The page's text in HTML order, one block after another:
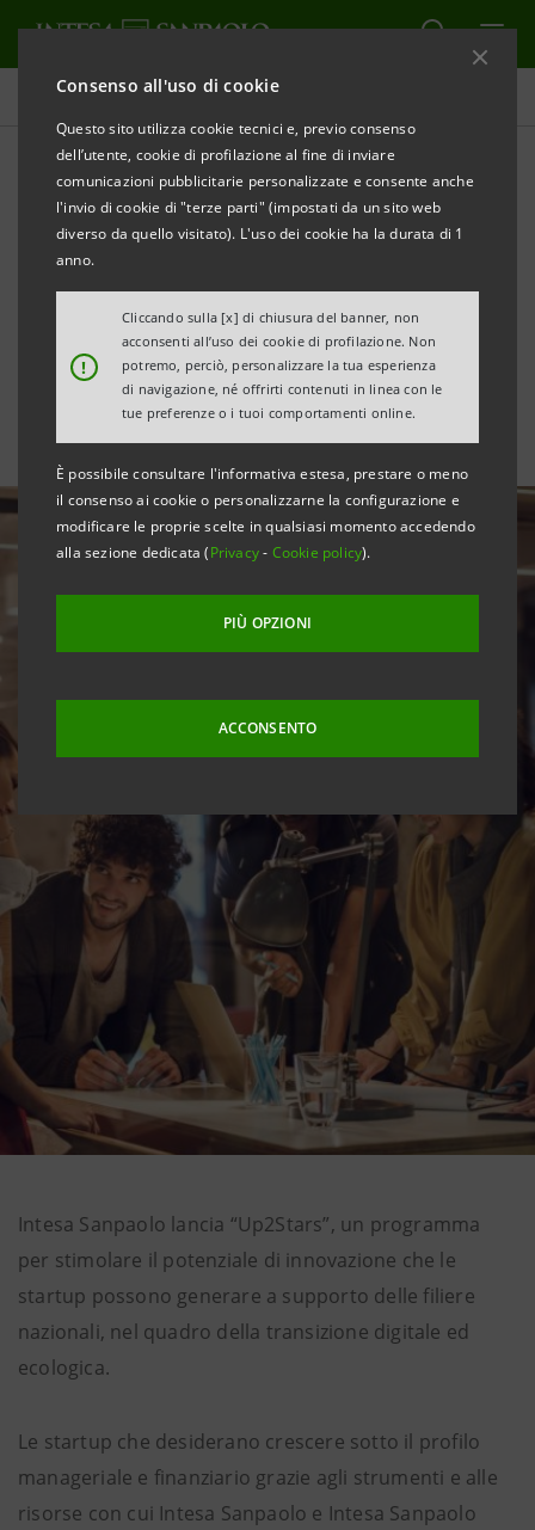
Consenso all'uso di cookie
Questo sito utilizza cookie tecnici e, previo consenso
dell’utente, cookie di profilazione al fine di inviare
comunicazioni pubblicitarie personalizzate e consente anche
l'invio di cookie di "terze parti" (impostati da un sito web
diverso da quello visitato). L'uso dei cookie ha la durata di 1
anno.
!
Cliccando sulla [x] di chiusura del banner, non
acconsenti all’uso dei cookie di profilazione. Non
potremo, perciò, personalizzare la tua esperienza
di navigazione, né offrirti contenuti in linea con le
tue preferenze o i tuoi comportamenti online.
È possibile consultare l'informativa estesa, prestare o meno
il consenso ai cookie o personalizzarne la configurazione e
modificare le proprie scelte in qualsiasi momento accedendo
alla sezione dedicata (Privacy- Cookie policy).
PIÙ OPZIONI
ACCONSENTO
Tutte le news
“Up2Stars”: il nuovo
programma di
accelerazione che valorizza
le startup
Intesa Sanpaolo lancia “Up2Stars”, un programma
per stimolare il potenziale di innovazione che le
startup possono generare a supporto delle filiere
nazionali, nel quadro della transizione digitale ed
ecologica.
Le startup che desiderano crescere sotto il profilo
manageriale e finanziario grazie agli strumenti e alle
risorse con cui Intesa Sanpaolo e Intesa Sanpaolo